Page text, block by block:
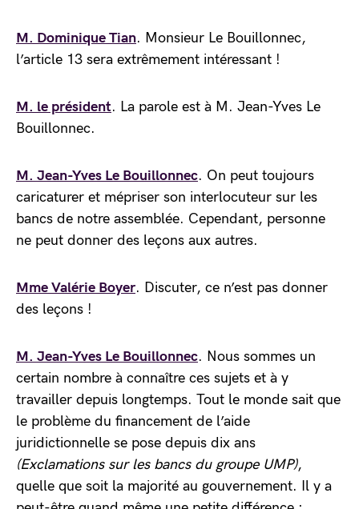
M. Dominique Tian. Monsieur Le Bouillonnec,
l’article 13 sera extrêmement intéressant !
M. le président. La parole est à M. Jean-Yves Le
Bouillonnec.
M. Jean-Yves Le Bouillonnec. On peut toujours
caricaturer et mépriser son interlocuteur sur les
bancs de notre assemblée. Cependant, personne
ne peut donner des leçons aux autres.
Mme Valérie Boyer. Discuter, ce n’est pas donner
des leçons !
M. Jean-Yves Le Bouillonnec. Nous sommes un
certain nombre à connaître ces sujets et à y
travailler depuis longtemps. Tout le monde sait que
le problème du financement de l’aide
juridictionnelle se pose depuis dix ans
(Exclamations sur les bancs du groupe UMP),
quelle que soit la majorité au gouvernement. Il y a